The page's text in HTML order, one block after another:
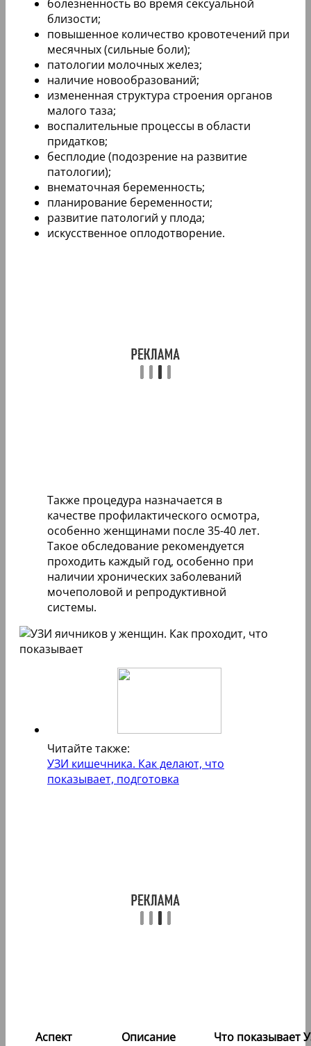
болезненность во время сексуальной
близости;
повышенное количество кровотечений при
месячных (сильные боли);
патологии молочных желез;
наличие новообразований;
измененная структура строения органов
малого таза;
воспалительные процессы в области
придатков;
бесплодие (подозрение на развитие
патологии);
внематочная беременность;
планирование беременности;
развитие патологий у плода;
искусственное оплодотворение.
Также процедура назначается в
качестве профилактического осмотра,
особенно женщинами после 35-40 лет.
Такое обследование рекомендуется
проходить каждый год, особенно при
наличии хронических заболеваний
мочеполовой и репродуктивной
системы.
Читайте также:
УЗИ кишечника. Как делают, что
показывает, подготовка
Аспект Описание Что показывает